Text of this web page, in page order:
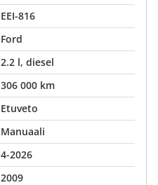
EEI-816
Ford
2.2 l, diesel
306 000 km
Etuveto
Manuaali
4-2026
2009